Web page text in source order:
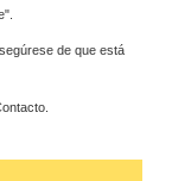
de que está